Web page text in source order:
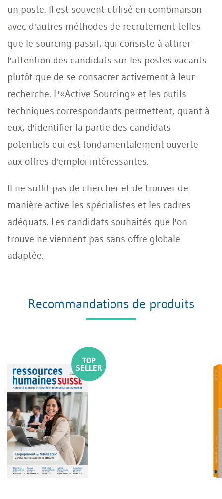
un poste. Il est souvent utilisé en combinaison
avec d'autres méthodes de recrutement telles
que le sourcing passif, qui consiste à attirer
l'attention des candidats sur les postes vacants
plutôt que de se consacrer activement à leur
recherche. L'«Active Sourcing» et les outils
techniques correspondants permettent, quant à
eux, d'identifier la partie des candidats
potentiels qui est fondamentalement ouverte
aux offres d'emploi intéressantes.
Il ne suffit pas de chercher et de trouver de
manière active les spécialistes et les cadres
adéquats. Les candidats souhaités que l'on
trouve ne viennent pas sans offre globale
adaptée.
Recommandations de produits